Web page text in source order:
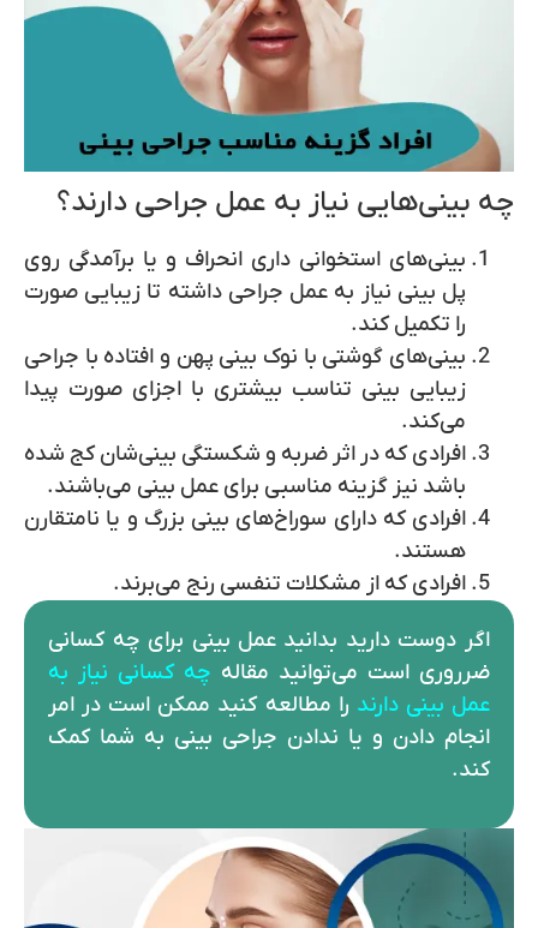
چه بینی‌هایی نیاز به عمل جراحی دارند؟
بینی‌های استخوانی داری انحراف و یا برآمدگی روی
پل بینی نیاز به عمل جراحی داشته تا زیبایی صورت
را تکمیل کند.
بینی‌های گوشتی با نوک بینی پهن و افتاده با جراحی
زیبایی بینی تناسب بیشتری با اجزای صورت پیدا
می‌کند.
افرادی که در اثر ضربه و شکستگی بینی‌شان کج شده
باشد نیز گزینه مناسبی برای عمل بینی می‌باشند.
افرادی که دارای سوراخ‌های بینی بزرگ و یا نامتقارن
هستند.
افرادی که از مشکلات تنفسی رنج می‌برند.
اگر دوست دارید بدانید عمل بینی برای چه کسانی
ضرروری است می‌توانید مقاله چه کسانی نیاز به
عمل بینی دارند را مطالعه کنید ممکن است در امر
انجام دادن و یا ندادن جراحی بینی به شما کمک
کند.